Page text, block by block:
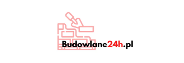
Budowlane24h.pl